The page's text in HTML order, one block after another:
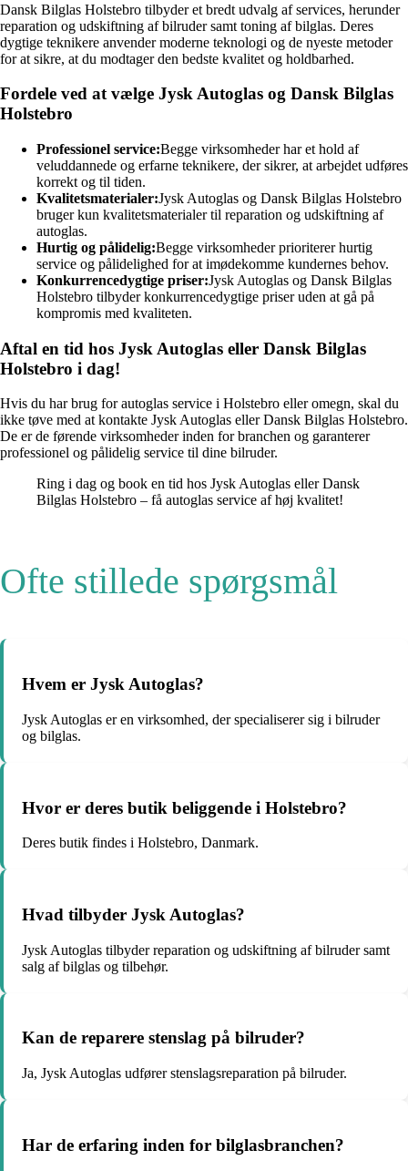
Dansk Bilglas Holstebro tilbyder et bredt udvalg af services, herunder
reparation og udskiftning af bilruder samt toning af bilglas. Deres
dygtige teknikere anvender moderne teknologi og de nyeste metoder
for at sikre, at du modtager den bedste kvalitet og holdbarhed.
Fordele ved at vælge Jysk Autoglas og Dansk Bilglas
Holstebro
Professionel service:Begge virksomheder har et hold af
veluddannede og erfarne teknikere, der sikrer, at arbejdet udføres
korrekt og til tiden.
Kvalitetsmaterialer:Jysk Autoglas og Dansk Bilglas Holstebro
bruger kun kvalitetsmaterialer til reparation og udskiftning af
autoglas.
Hurtig og pålidelig:Begge virksomheder prioriterer hurtig
service og pålidelighed for at imødekomme kundernes behov.
Konkurrencedygtige priser:Jysk Autoglas og Dansk Bilglas
Holstebro tilbyder konkurrencedygtige priser uden at gå på
kompromis med kvaliteten.
Aftal en tid hos Jysk Autoglas eller Dansk Bilglas
Holstebro i dag!
Hvis du har brug for autoglas service i Holstebro eller omegn, skal du
ikke tøve med at kontakte Jysk Autoglas eller Dansk Bilglas Holstebro.
De er de førende virksomheder inden for branchen og garanterer
professionel og pålidelig service til dine bilruder.
Ring i dag og book en tid hos Jysk Autoglas eller Dansk
Bilglas Holstebro – få autoglas service af høj kvalitet!
Ofte stillede spørgsmål
Hvem er Jysk Autoglas?
Jysk Autoglas er en virksomhed, der specialiserer sig i bilruder
og bilglas.
Hvor er deres butik beliggende i Holstebro?
Deres butik findes i Holstebro, Danmark.
Hvad tilbyder Jysk Autoglas?
Jysk Autoglas tilbyder reparation og udskiftning af bilruder samt
salg af bilglas og tilbehør.
Kan de reparere stenslag på bilruder?
Ja, Jysk Autoglas udfører stenslagsreparation på bilruder.
Har de erfaring inden for bilglasbranchen?